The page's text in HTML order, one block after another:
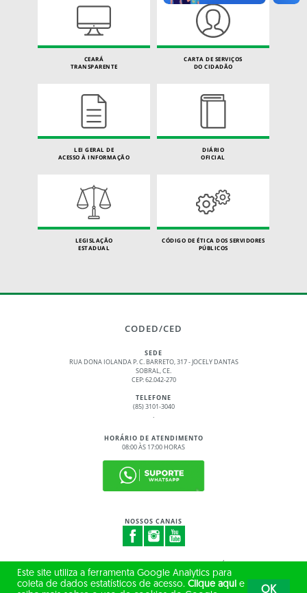
CEARÁ
TRANSPARENTE
CARTA DE SERVIÇOS
DO CIDADÃO
LEI GERAL DE
ACESSO À INFORMAÇÃO
DIÁRIO
OFICIAL
LEGISLAÇÃO
ESTADUAL
CÓDIGO DE ÉTICA DOS SERVIDORES
PÚBLICOS
CODED/CED
SEDE
RUA DONA IOLANDA P. C. BARRETO, 317 - JOCELY DANTAS
SOBRAL, CE.
CEP: 62.042-270
TELEFONE
(85) 3101-3040
.
HORÁRIO DE ATENDIMENTO
08:00 ÀS 17:00 HORAS
NOSSOS CANAIS
© 2017 - 2026 – GOVERNO DO ESTADO DO CEARÁ
TODOS OS DIREITOS RESERVADOS
Este site utiliza a ferramenta Google Analytics para
coleta de dados estatísticos de acesso. Clique aqui e
OK